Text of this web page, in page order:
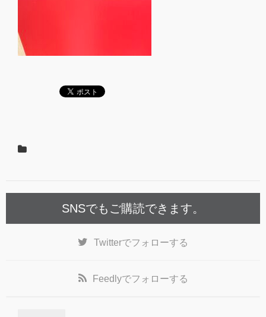
SNSでもご購読できます。
Twitterでフォローする
Feedlyでフォローする